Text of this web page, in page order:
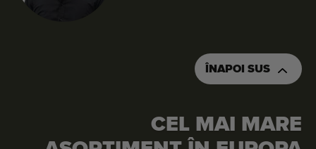
COMANDAȚI ACEASTĂ MAȘINĂ
ÎNAPOI SUS
CEL MAI MARE